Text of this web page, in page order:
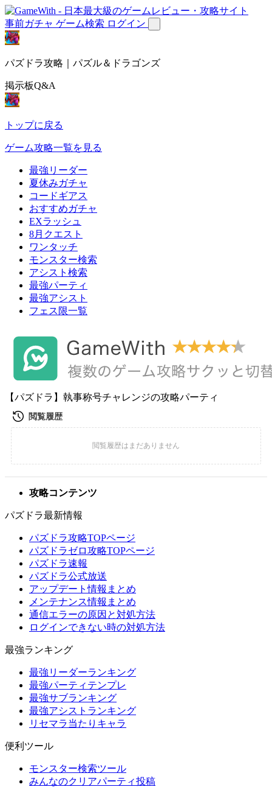
事前ガチャ ゲーム検索 ログイン
パズドラ攻略｜パズル＆ドラゴンズ
掲示板Q&A
トップに戻る
ゲーム攻略一覧を見る
最強リーダー
夏休みガチャ
コードギアス
おすすめガチャ
EXラッシュ
8月クエスト
ワンタッチ
モンスター検索
アシスト検索
最強パーティ
最強アシスト
フェス限一覧
【パズドラ】執事称号チャレンジの攻略パーティ
攻略コンテンツ
パズドラ最新情報
パズドラ攻略TOPページ
パズドラゼロ攻略TOPページ
パズドラ速報
パズドラ公式放送
アップデート情報まとめ
メンテナンス情報まとめ
通信エラーの原因と対処方法
ログインできない時の対処方法
最強ランキング
最強リーダーランキング
最強パーティテンプレ
最強サブランキング
最強アシストランキング
リセマラ当たりキャラ
便利ツール
モンスター検索ツール
みんなのクリアパーティ投稿